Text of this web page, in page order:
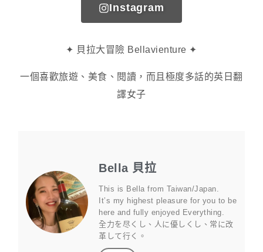
Instagram
✦ 貝拉大冒險 Bellavienture ✦
一個喜歡旅遊、美食、閱讀，而且極度多話的英日翻
譯女子
Bella 貝拉
This is Bella from Taiwan/Japan.
It’s my highest pleasure for you to be
here and fully enjoyed Everything.
全力を尽くし、人に優しくし、常に改
革して行く。